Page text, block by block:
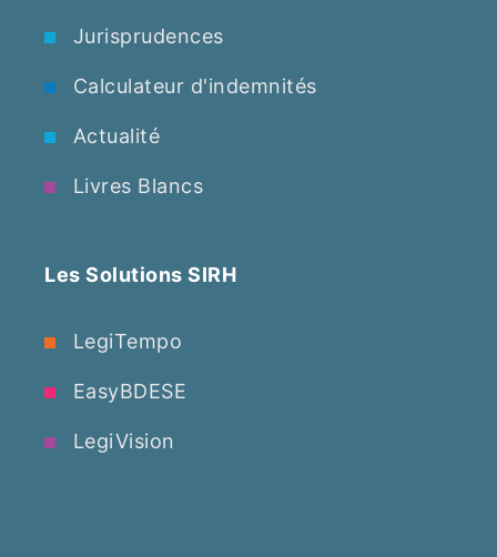
Jurisprudences
Calculateur d'indemnités
Actualité
Livres Blancs
Les Solutions SIRH
LegiTempo
EasyBDESE
LegiVision